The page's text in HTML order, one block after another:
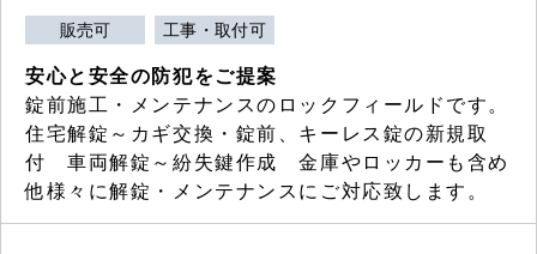
販売可 工事・取付可
安心と安全の防犯をご提案
錠前施工・メンテナンスのロックフィールドです。
住宅解錠～カギ交換・錠前、キーレス錠の新規取
付 車両解錠～紛失鍵作成 金庫やロッカーも含め
他様々に解錠・メンテナンスにご対応致します。